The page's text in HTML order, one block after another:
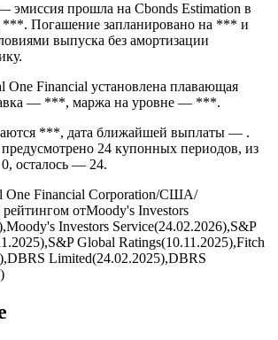
эмиссия прошла на Cbonds Estimation в
***. Погашение запланировано на *** и
выпуска без амортизации
One Financial установлена плавающая
— ***, маржа на уровне — ***.
***, дата ближайшей выплаты — .
24 купонных периодов, из
осталось — 24.
Financial Corporation/США/
отMoody's Investors
Investors Service(24.02.2026),S&P
Global Ratings(10.11.2025),Fitch
Limited(24.02.2025),DBRS